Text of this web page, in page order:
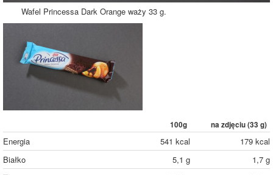
Wafel Princessa Dark Orange waży 33 g.
100g na zdjęciu (33 g)
Energia 541 kcal
179 kcal
Białko
5,1 g
1,7 g